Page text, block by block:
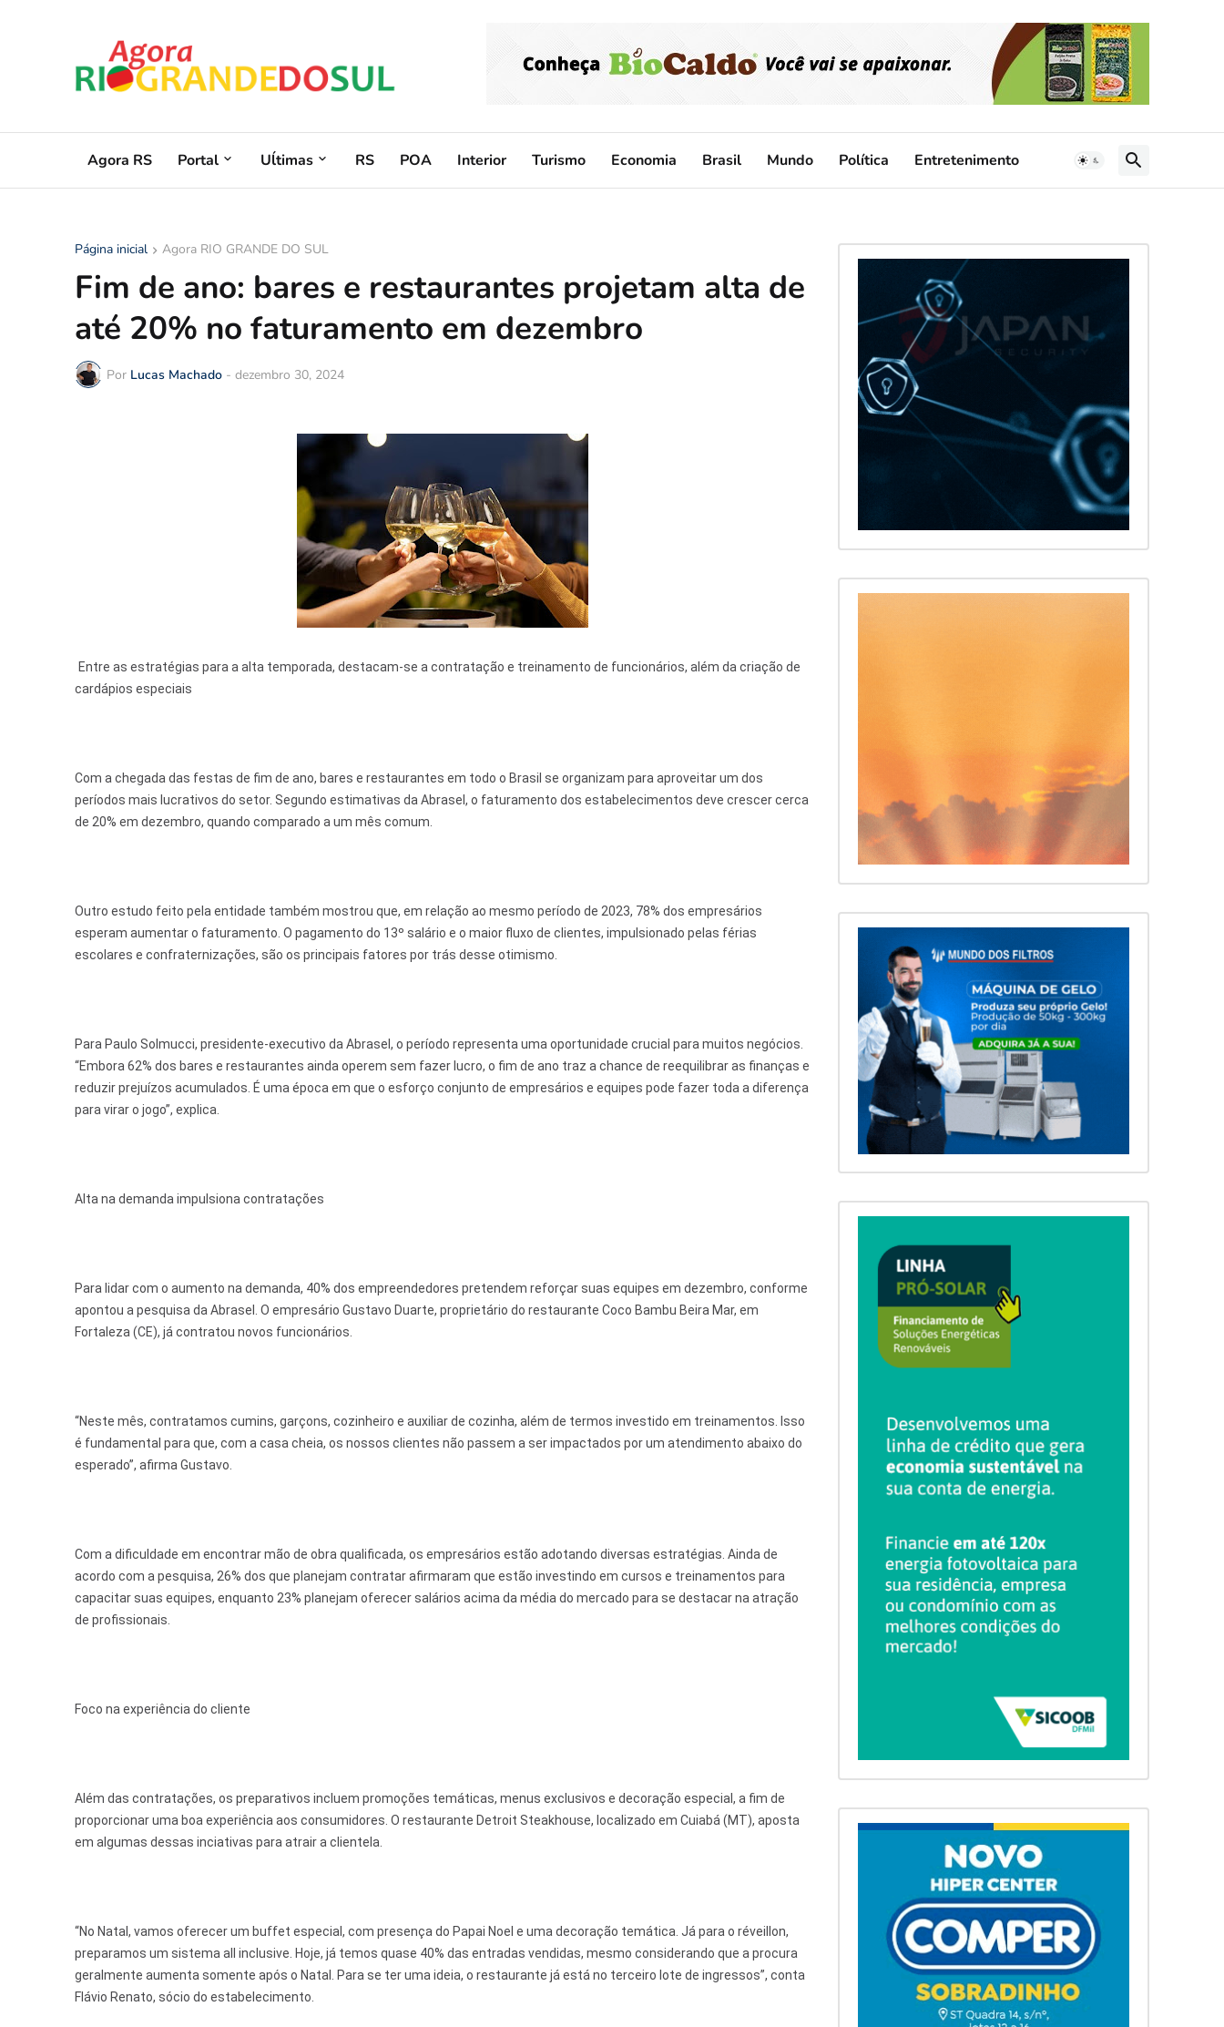
Agora RS Portal Uĺtimas RS POA Interior Turismo Economia Brasil Mundo Política Entretenimento
Página inicial Agora RIO GRANDE DO SUL
Fim de ano: bares e restaurantes projetam alta de
até 20% no faturamento em dezembro
Por Lucas Machado - dezembro 30, 2024
Entre as estratégias para a alta temporada, destacam-se a contratação e treinamento de funcionários, além da criação de
cardápios especiais
Com a chegada das festas de fim de ano, bares e restaurantes em todo o Brasil se organizam para aproveitar um dos
períodos mais lucrativos do setor. Segundo estimativas da Abrasel, o faturamento dos estabelecimentos deve crescer cerca
de 20% em dezembro, quando comparado a um mês comum.
Outro estudo feito pela entidade também mostrou que, em relação ao mesmo período de 2023, 78% dos empresários
esperam aumentar o faturamento. O pagamento do 13º salário e o maior fluxo de clientes, impulsionado pelas férias
escolares e confraternizações, são os principais fatores por trás desse otimismo.
Para Paulo Solmucci, presidente-executivo da Abrasel, o período representa uma oportunidade crucial para muitos negócios.
“Embora 62% dos bares e restaurantes ainda operem sem fazer lucro, o fim de ano traz a chance de reequilibrar as finanças e
reduzir prejuízos acumulados. É uma época em que o esforço conjunto de empresários e equipes pode fazer toda a diferença
para virar o jogo”, explica.
Alta na demanda impulsiona contratações
Para lidar com o aumento na demanda, 40% dos empreendedores pretendem reforçar suas equipes em dezembro, conforme
apontou a pesquisa da Abrasel. O empresário Gustavo Duarte, proprietário do restaurante Coco Bambu Beira Mar, em
Fortaleza (CE), já contratou novos funcionários.
“Neste mês, contratamos cumins, garçons, cozinheiro e auxiliar de cozinha, além de termos investido em treinamentos. Isso
é fundamental para que, com a casa cheia, os nossos clientes não passem a ser impactados por um atendimento abaixo do
esperado”, afirma Gustavo.
Com a dificuldade em encontrar mão de obra qualificada, os empresários estão adotando diversas estratégias. Ainda de
acordo com a pesquisa, 26% dos que planejam contratar afirmaram que estão investindo em cursos e treinamentos para
capacitar suas equipes, enquanto 23% planejam oferecer salários acima da média do mercado para se destacar na atração
de profissionais.
Foco na experiência do cliente
Além das contratações, os preparativos incluem promoções temáticas, menus exclusivos e decoração especial, a fim de
proporcionar uma boa experiência aos consumidores. O restaurante Detroit Steakhouse, localizado em Cuiabá (MT), aposta
em algumas dessas inciativas para atrair a clientela.
“No Natal, vamos oferecer um buffet especial, com presença do Papai Noel e uma decoração temática. Já para o réveillon,
preparamos um sistema all inclusive. Hoje, já temos quase 40% das entradas vendidas, mesmo considerando que a procura
geralmente aumenta somente após o Natal. Para se ter uma ideia, o restaurante já está no terceiro lote de ingressos”, conta
Flávio Renato, sócio do estabelecimento.